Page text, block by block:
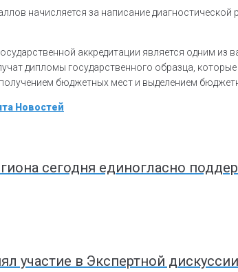
начисляется за написание
аккредитации является одним
дипломы государственного образца,
бюджетных мест и выделением
Новостей
сегодня единогласно
участие в Экспертной